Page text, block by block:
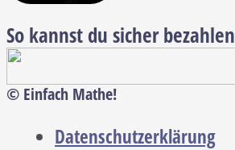
So kannst du sicher bezahlen
© Einfach Mathe!
Datenschutzerklärung